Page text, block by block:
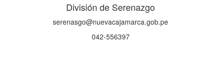
División de Serenazgo
serenasgo@nuevacajamarca.gob.pe
042-556397